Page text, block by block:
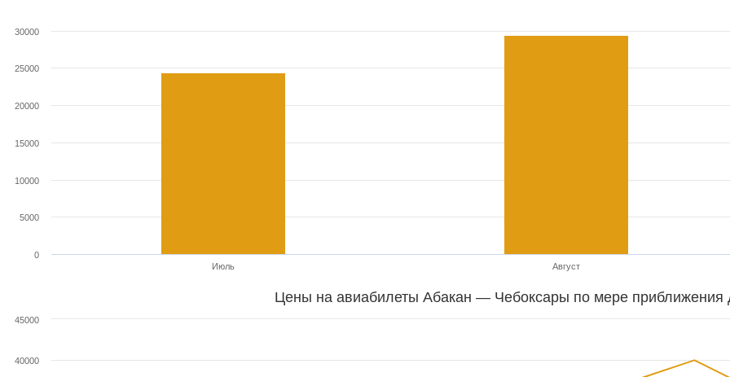
Июль Август
0
5000
10000
15000
20000
25000
30000
Цены на авиабилеты Абакан — Чебоксары по мере приближения
40000
45000